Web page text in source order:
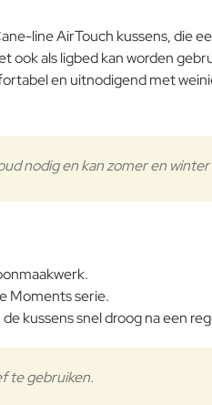
line AirTouch kussens,
ook als ligbed kan worden
en uitnodigend met
nodig en kan zomer en
Moments serie.
kussens snel droog na een
te gebruiken.